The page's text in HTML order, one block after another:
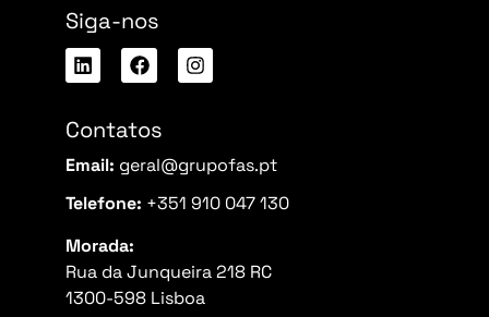
Siga-nos
Contatos
Email: geral@grupofas.pt
Telefone: +351 910 047 130
Morada:
Rua da Junqueira 218 RC
1300-598 Lisboa